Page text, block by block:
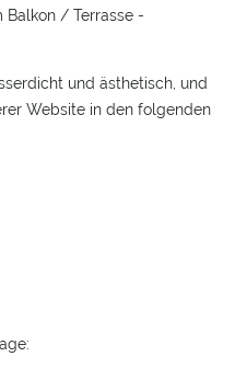
Balkon / Terrasse -
und ästhetisch, und
Website in den folgenden